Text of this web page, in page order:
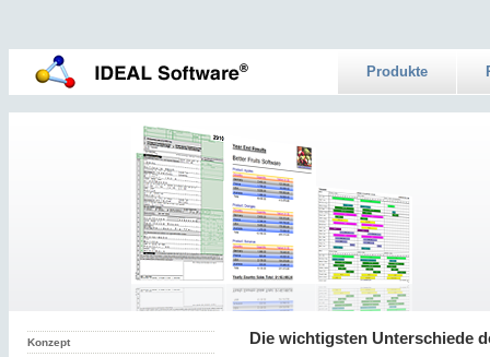
Produkte
Konzept
Die wichtigsten Unterschiede